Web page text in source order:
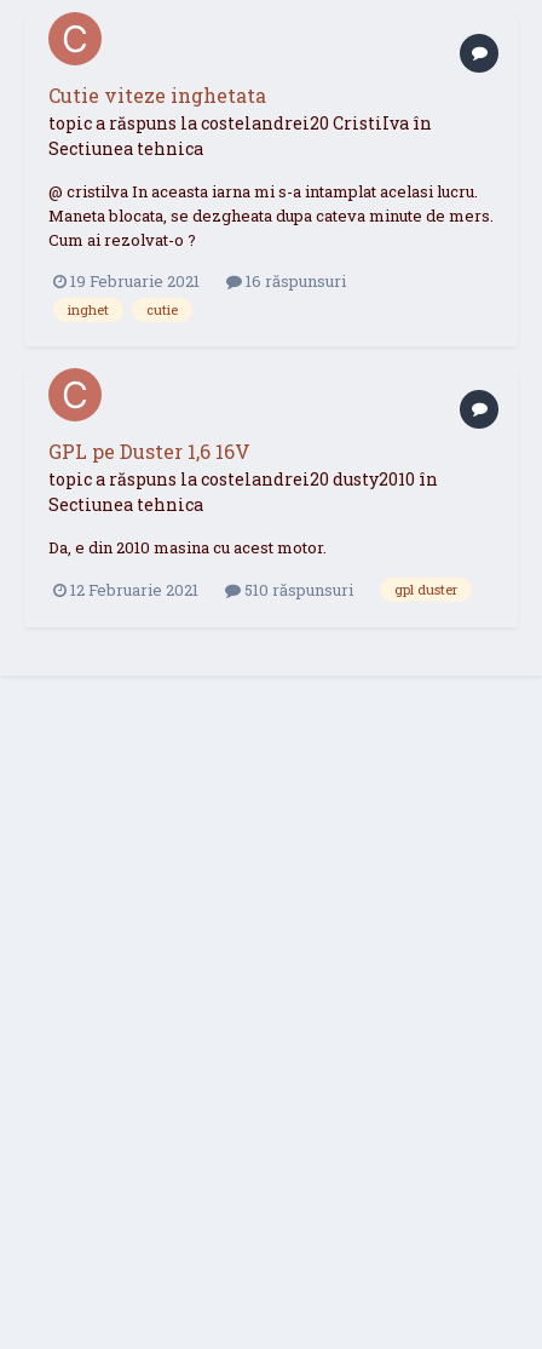
Cutie viteze inghetata
topic a răspuns lacostelandrei20 CristiIva în
Sectiunea tehnica
@ cristilva In aceasta iarna mi s-a intamplat acelasi lucru.
Maneta blocata, se dezgheata dupa cateva minute de mers.
Cum ai rezolvat-o ?
19 Februarie 2021
16 răspunsuri
inghet cutie
GPL pe Duster 1,6 16V
topic a răspuns lacostelandrei20 dusty2010 în
Sectiunea tehnica
Da, e din 2010 masina cu acest motor.
12 Februarie 2021
510 răspunsuri gpl duster